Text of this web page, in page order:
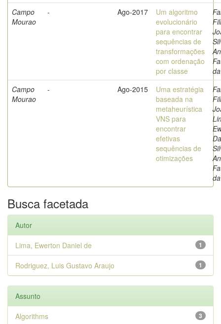
Campo
Mourao
- Ago-2017
Um algoritmo
evolucionário
para encontrar
sequências de
transformações
com ordenação
por classe
da
Campo
Mourao
- Ago-2015
Uma estratégia
baseada na
metaheurística
VNS para
encontrar
efetivas
sequências de
otimizações
da
Busca facetada
Autor
1
Lima, Ewerton Daniel de
1
Rodriguez, Luis Gustavo Araujo
Assunto
3
Algorithms